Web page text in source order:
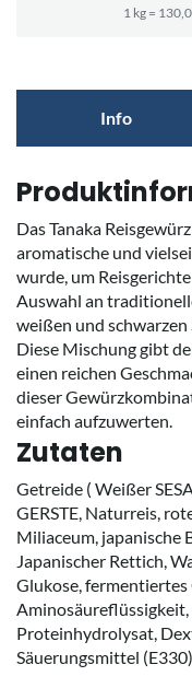
1 kg =
Info
Das Tanaka
aromatische und
wurde, um
Auswahl an
weißen und schwarzen
Diese Mischung gibt
einen reichen
dieser
einfach aufzuwerten.
Zutaten
Getreide ( Weißer
GERSTE, Naturreis,
Miliaceum, japanische
Japanischer Rettich,
Glukose, fermentiertes
Proteinhydrolysat,
Säuerungsmittel